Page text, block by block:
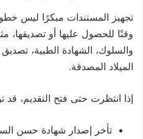
تجهيز المستندات مبكرًا ليس
وقتًا للحصول عليها أو
والسلوك، الشهادة الطبية، تصديق
الميلاد المصدقة.
إذا انتظرت حتى فتح التقديم،
تأخر إصدار شهادة حسن